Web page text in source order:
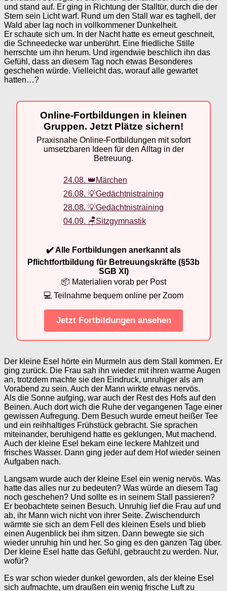
und stand auf. Er ging in Richtung der Stalltür, durch die der
Stern sein Licht warf. Rund um den Stall war es taghell, der
Wald aber lag noch in vollkommener Dunkelheit.
Er schaute sich um. In der Nacht hatte es erneut geschneit,
die Schneedecke war unberührt. Eine friedliche Stille
herrschte um ihn herum. Und irgendwie beschlich ihn das
Gefühl, dass an diesem Tag noch etwas Besonderes
geschehen würde. Vielleicht das, worauf alle gewartet
hatten…?
Online-Fortbildungen in kleinen
Gruppen. Jetzt Plätze sichern!
Praxisnahe Online-Fortbildungen mit sofort
umsetzbaren Ideen für den Alltag in der
Betreuung.
24.08. 👑Märchen
26.08. 💡Gedächtnistraining
28.08. 💡Gedächtnistraining
04.09. 🪑Sitzgymnastik
✔️ Alle Fortbildungen anerkannt als
Pflichtfortbildung für Betreuungskräfte (§53b
SGB XI)
📦 Materialien vorab per Post
💻 Teilnahme bequem online per Zoom
Jetzt Fortbildungen ansehen
Der kleine Esel hörte ein Murmeln aus dem Stall kommen. Er
ging zurück. Die Frau sah ihn wieder mit ihren warme Augen
an, trotzdem machte sie den Eindruck, unruhiger als am
Vorabend zu sein. Auch der Mann wirkte etwas nervös.
Als die Sonne aufging, war auch der Rest des Hofs auf den
Beinen. Auch dort wich die Ruhe der vegangenen Tage einer
gewissen Aufregung. Dem Besuch wurde erneut heißer Tee
und ein reihhaltiges Frühstück gebracht. Sie sprachen
miteinander, beruhigend hatte es geklungen, Mut machend.
Auch der kleine Esel bekam eine leckere Mahlzeit und
frisches Wasser. Dann ging jeder auf dem Hof wieder seinen
Aufgaben nach.
Langsam wurde auch der kleine Esel ein wenig nervös. Was
hatte das alles nur zu bedeuten? Was würde an diesem Tag
noch geschehen? Und sollte es in seinem Stall passieren?
Er beobachtete seinen Besuch. Unruhig lief die Frau auf und
ab, ihr Mann wich nicht von ihrer Seite. Zwischendurch
wärmte sie sich an dem Fell des kleinen Esels und blieb
einen Augenblick bei ihm sitzen. Dann bewegte sie sich
wieder unruhig hin und her. So ging es den ganzen Tag über.
Der kleine Esel hatte das Gefühl, gebraucht zu werden. Nur,
wofür?
Es war schon wieder dunkel geworden, als der kleine Esel
sich aufmachte, um draußen ein wenig frische Luft zu